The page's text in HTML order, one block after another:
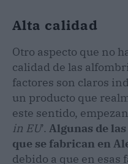
Alta calidad
Otro aspecto que no
calidad de las
factores son claros
un producto que
este sentido,
in EU’. Algunas de
que se fabrican en
debido a que en esas